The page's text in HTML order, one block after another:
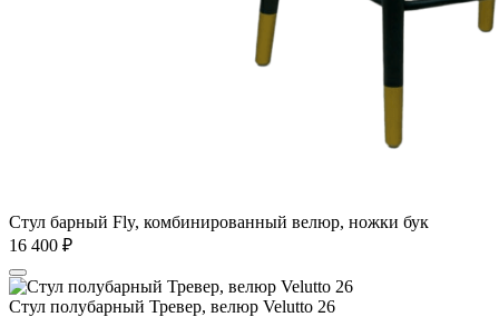
Стул барный Fly, комбинированный велюр, ножки бук
16 400 ₽
Стул полубарный Тревер, велюр Velutto 26